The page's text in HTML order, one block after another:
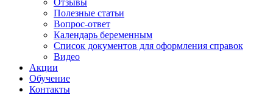
Отзывы
Полезные статьи
Вопрос-ответ
Календарь беременным
Список документов для оформления справок
Видео
Акции
Обучение
Контакты